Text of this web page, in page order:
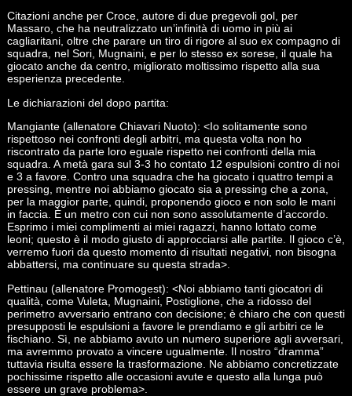
Citazioni anche per Croce, autore di due pregevoli gol, per
Massaro, che ha neutralizzato un’infinità di uomo in più ai
cagliaritani, oltre che parare un tiro di rigore al suo ex compagno di
squadra, nel Sori, Mugnaini, e per lo stesso ex sorese, il quale ha
giocato anche da centro, migliorato moltissimo rispetto alla sua
esperienza precedente.
Le dichiarazioni del dopo partita:
Mangiante (allenatore Chiavari Nuoto): <Io solitamente sono
rispettoso nei confronti degli arbitri, ma questa volta non ho
riscontrato da parte loro eguale rispetto nei confronti della mia
squadra. A metà gara sul 3-3 ho contato 12 espulsioni contro di noi
e 3 a favore. Contro una squadra che ha giocato i quattro tempi a
pressing, mentre noi abbiamo giocato sia a pressing che a zona,
per la maggior parte, quindi, proponendo gioco e non solo le mani
in faccia. È un metro con cui non sono assolutamente d’accordo.
Esprimo i miei complimenti ai miei ragazzi, hanno lottato come
leoni; questo è il modo giusto di approcciarsi alle partite. Il gioco c’è,
verremo fuori da questo momento di risultati negativi, non bisogna
abbattersi, ma continuare su questa strada>.
Pettinau (allenatore Promogest): <Noi abbiamo tanti giocatori di
qualità, come Vuleta, Mugnaini, Postiglione, che a ridosso del
perimetro avversario entrano con decisione; è chiaro che con questi
presupposti le espulsioni a favore le prendiamo e gli arbitri ce le
fischiano. Sì, ne abbiamo avuto un numero superiore agli avversari,
ma avremmo provato a vincere ugualmente. Il nostro “dramma”
tuttavia risulta essere la trasformazione. Ne abbiamo concretizzate
pochissime rispetto alle occasioni avute e questo alla lunga può
essere un grave problema>.